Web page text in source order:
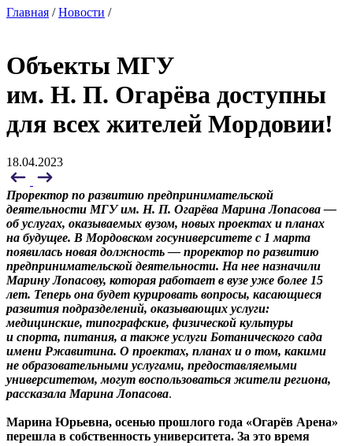
Главная /Новости /
Объекты МГУ
им. Н. П. Огарёва доступны
для всех жителей Мордовии!
18.04.2023
Проректор по развитию предпринимательской
деятельности МГУ им. Н. П. Огарёва Марина Лопасова —
об услугах, оказываемых вузом, новых проектах и планах
на будущее. В Мордовском госуниверситете с 1 марта
появилась новая должность — проректор по развитию
предпринимательской деятельности. На нее назначили
Марину Лопасову, которая работает в вузе уже более 15
лет. Теперь она будет курировать вопросы, касающиеся
развития подразделений, оказывающих услуги:
медицинские, типографские, физической культуры
и спорта, питания, а также услуги Ботанического сада
имени Ржавитина. О проектах, планах и о том, какими
не образовательными услугами, предоставляемыми
университетом, могут воспользоваться жители региона,
рассказала Марина Лопасова.
Марина Юрьевна, осенью прошлого года «Огарёв Арена»
перешла в собственность университета. За это время